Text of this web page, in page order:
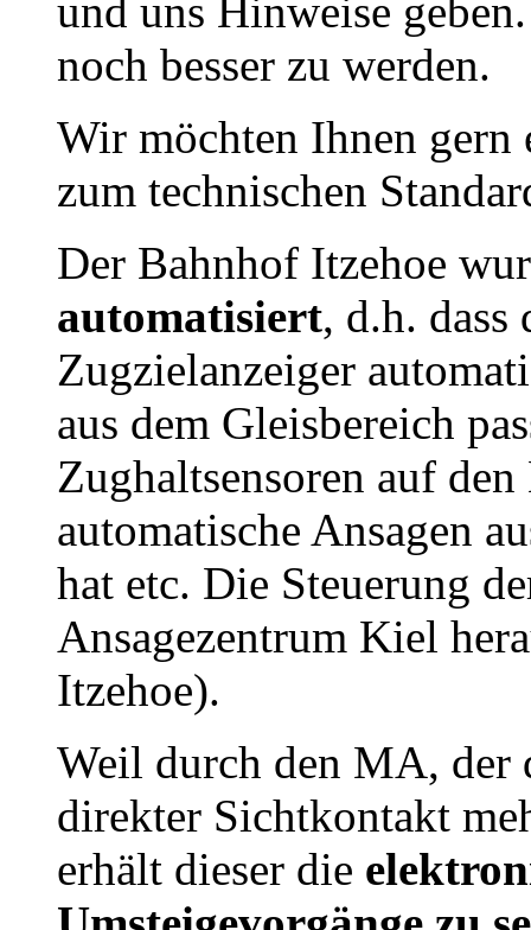
und uns Hinweise
noch besser zu werden.
Wir möchten Ihnen gern
zum technischen
Der Bahnhof Itzehoe
automatisiert, d.h. dass
Zugzielanzeiger
aus dem Gleisbereich
Zughaltsensoren auf
automatische Ansagen
hat etc. Die Steuerung
Ansagezentrum Kiel
Itzehoe).
Weil durch den MA, der
direkter Sichtkontakt
erhält dieser die